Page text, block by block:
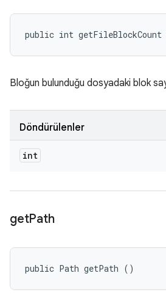
public int
Bloğun bulunduğu dosyadaki blok
Döndürülenler
int
getPath
public Path getPath ()